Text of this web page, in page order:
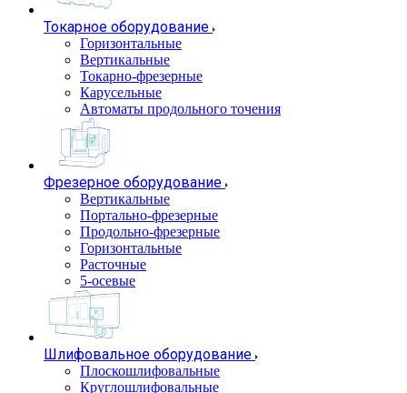
Токарное оборудование
Горизонтальные
Вертикальные
Токарно-фрезерные
Карусельные
Автоматы продольного точения
Фрезерное оборудование
Вертикальные
Портально-фрезерные
Продольно-фрезерные
Горизонтальные
Расточные
5-осевые
Шлифовальное оборудование
Плоскошлифовальные
Круглошлифовальные